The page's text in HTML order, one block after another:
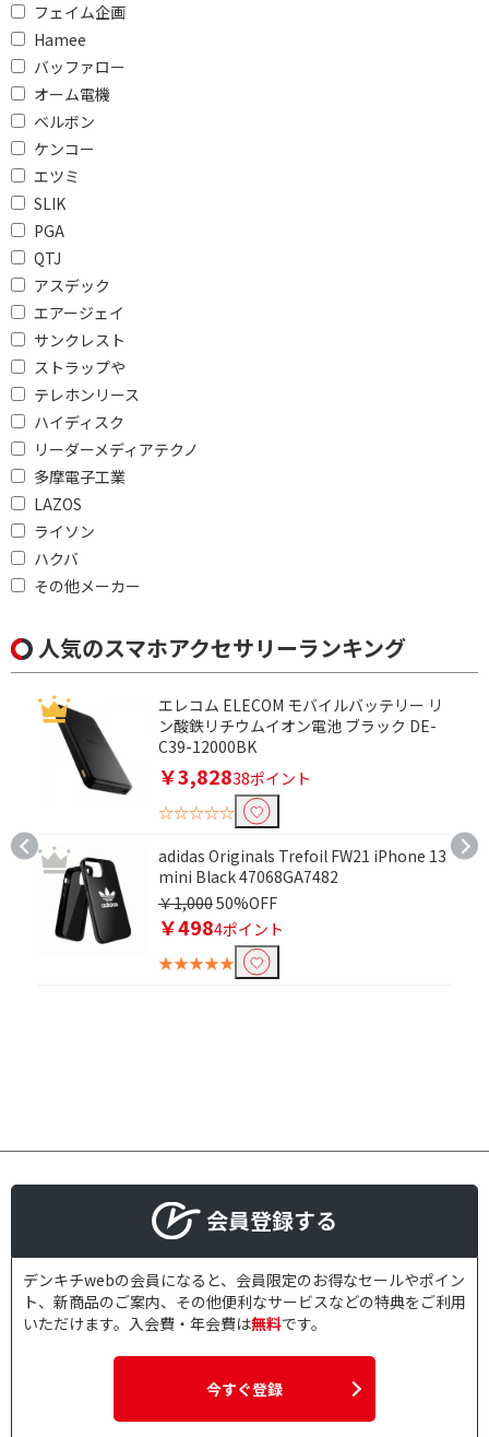
フェイム企画
Hamee
バッファロー
オーム電機
ベルボン
ケンコー
エツミ
SLIK
PGA
QTJ
アスデック
エアージェイ
サンクレスト
ストラップや
テレホンリース
ハイディスク
リーダーメディアテクノ
多摩電子工業
LAZOS
ライソン
ハクバ
その他メーカー
人気のスマホアクセサリーランキング
エレコム ELECOM モバイルバッテリー リ
ン酸鉄リチウムイオン電池 ブラック DE-
C39-12000BK
￥3,82838ポイント
☆☆☆☆☆
adidas Originals Trefoil FW21 iPhone 13
mini Black 47068GA7482
￥1,00050%OFF
￥4984ポイント
★★★★★
会員登録する
デンキチwebの会員になると、会員限定のお得なセールやポイン
ト、新商品のご案内、その他便利なサービスなどの特典をご利用
いただけます。入会費・年会費は無料です。
今すぐ登録